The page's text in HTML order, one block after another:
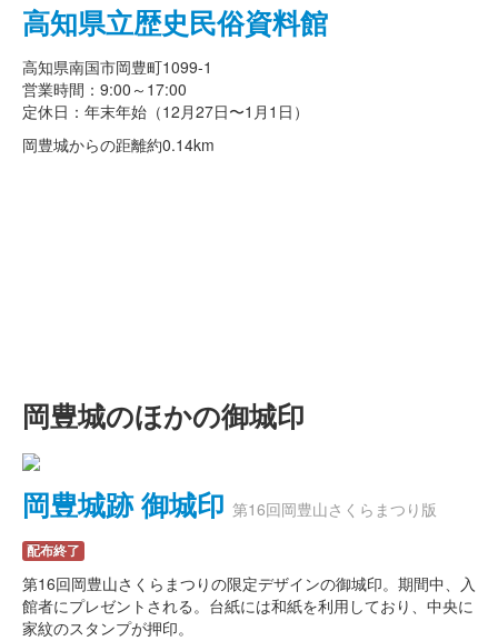
高知県立歴史民俗資料館
高知県南国市岡豊町1099-1
営業時間：9:00～17:00
定休日：年末年始（12月27日〜1月1日）
岡豊城からの距離約0.14km
岡豊城のほかの御城印
岡豊城跡 御城印 第16回岡豊山さくらまつり版
配布終了
第16回岡豊山さくらまつりの限定デザインの御城印。期間中、入
館者にプレゼントされる。台紙には和紙を利用しており、中央に
家紋のスタンプが押印。